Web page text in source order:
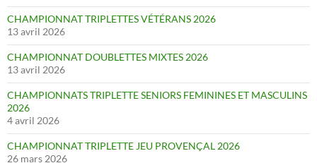
CHAMPIONNAT TRIPLETTES VÉTÉRANS 2026
13 avril 2026
CHAMPIONNAT DOUBLETTES MIXTES 2026
13 avril 2026
CHAMPIONNATS TRIPLETTE SENIORS FEMININES ET MASCULINS
2026
4 avril 2026
CHAMPIONNAT TRIPLETTE JEU PROVENÇAL 2026
26 mars 2026